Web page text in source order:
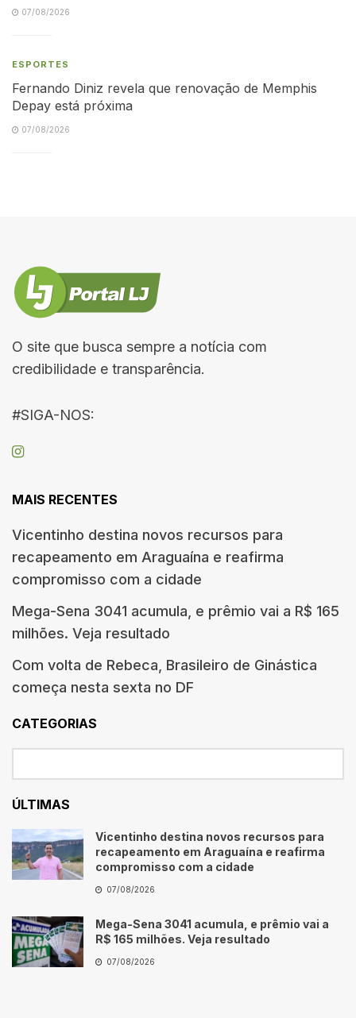
07/08/2026
ESPORTES
Fernando Diniz revela que renovação de Memphis
Depay está próxima
07/08/2026
O site que busca sempre a notícia com
credibilidade e transparência.
#SIGA-NOS:
MAIS RECENTES
Vicentinho destina novos recursos para
recapeamento em Araguaína e reafirma
compromisso com a cidade
Mega-Sena 3041 acumula, e prêmio vai a R$ 165
milhões. Veja resultado
Com volta de Rebeca, Brasileiro de Ginástica
começa nesta sexta no DF
CATEGORIAS
ÚLTIMAS
Vicentinho destina novos recursos para
recapeamento em Araguaína e reafirma
compromisso com a cidade
07/08/2026
Mega-Sena 3041 acumula, e prêmio vai a
R$ 165 milhões. Veja resultado
07/08/2026